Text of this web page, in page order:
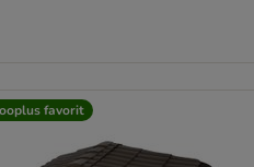
favorit